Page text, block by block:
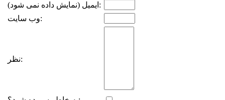
ایمیل (نمایش داده نمی شود):
وب سایت:
نظر: